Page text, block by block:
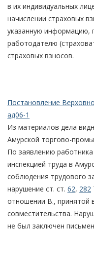
в их индивидуальных
начислении страховых
указанную информацию,
работодателю
страховых взносов.
Постановление
ад06-1
Из материалов дела
Амурской торгово-
По заявлению
инспекцией труда в
соблюдения трудового
нарушение ст. ст. 62, 282
отношении В., принятой
совместительства.
не был заключен